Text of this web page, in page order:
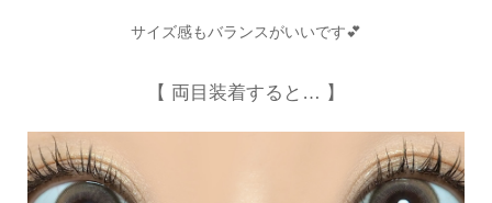
サイズ感もバランスがいいです💕
【 両目装着すると… 】